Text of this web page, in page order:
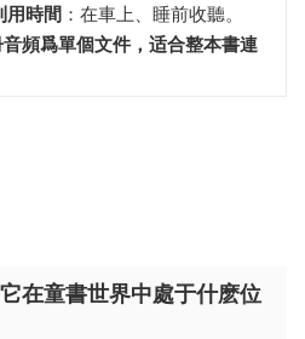
用時間 ​：在車上、睡前收聽。​
頻爲單個文件，适合整本書連
在童書世界中處于什麽位